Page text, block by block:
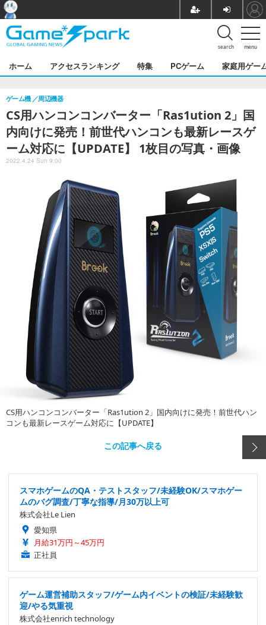
menu
search
ホーム アクセスランキング 特集 PCゲーム 家庭用ゲー
CS用ハンコンコンバーター「Ras1ution 2」国
内向けに発売！前世代ハンコンも最新レースゲ
ーム対応に【UPDATE】 1枚目の写真・画像
ゲーム機 周辺機器
2022.4.24 Sun 9:00
CS用ハンコンコンバーター「Ras1ution 2」国内向けに発売！前世代ハン
コンも最新レースゲーム対応に【UPDATE】
この記事へ戻る
スマホゲームのQA・テストスタッフ/未経験OK/スマホゲー
ムのバグ調査/丁寧な指導/月30万以上可
株式会社Le Lien
愛知県
月給31万円～45万円
正社員
ゲーム運営補助スタッフ/ゲーム内イベントの検証/未経験歓
迎/やる気重視
株式会社enrich technology